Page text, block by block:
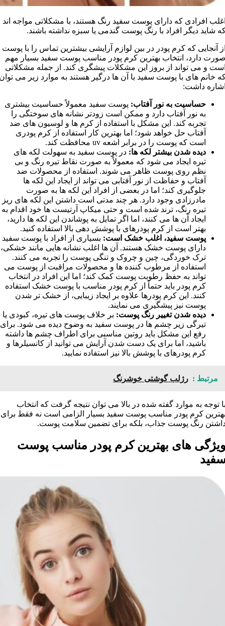
افرادی که دارای پوست سفيد رنگ هستند، با مشکلاتی مواجه اند
شايد ديگر افراد با رنگ پوست گندمی يا سبزه نداشته باشند.
آنجايی که کرم پودر در بين لوازم آرايشی بيشترين تماس را با پوست
دارد، انتخاب بهترين کرم پودر مناسب پوست سفيد بسيار مهم
و می تواند از بروز اين مشکلات پيشگری کند. از جمله مشکلاتی
خانم های با پوست سفيد با آن ها درگير هستند به موارد زير می
داشت:
حساسيت به نور آفتاب: پوست سفيد معمولاً حساسيت بيشتری
به نور آفتاب دارد و ممکن است زودتر نشانه های سوختگی را
تجربه کند. اين مشکل با استفاده از کرم ها و لوسيون های ضد
آفتاب حل خواهد شود؛ اما بهترين کار استفاده از کرم پودری
است که پوست را در برابر اشعه uv محافظت کند.
ديده شدن بيشتر لکه ها: در پوست سفيد به سهولت لکه های
تيره ايجاد می شود که معمولاً به صورت نقاط تيره رنگ و بی
نظم روی پوست ظاهر می شوند. استفاده از محصولات ضد
آفتاب و حفاظت از نور آفتابی می تواند از ايجاد اين لکه ها
جلوگيری کند؛ اما در بعضی از افراد اين لکه ها به صورت
مادرزادی وجود دارد. هر چند مدتی است داشتن اين لکه های ريز
تيره رنگ، ترند شده است و حتی ميکاپ آرتيست ها خود اقدام به
ايجاد آن ها می کنند، اما اگر تمايل به پوشاندن اين لکه ها داريد،
بهتر است از کرم پودرهای با پوشش دهی بالا استفاده کنيد.
پوست سفيد، اغلب خشک است: بسياری از افراد با پوست سفيد
دارای پوست خشک هستند. آن ها اغلب نشانه هايی مانند خشکی،
ترک خوردگی، چين و چروک و تنگی پوست را تجربه می کنند.
استفاده از مرطوب کننده ها و محصولات مراقبت از پوست می
تواند به حفظ رطوبت پوست کمک کند؛ اما اين افراد در انتخاب
کرم پودر بايد حتماً از کرم پودر مناسب با پوست خشک استفاده
کنند. اين کرم پودرها علاوه بر ايجاد زيبايی، از خشک تر شدن
پوست نيز پيشگيری می نمايند.
ديده شدن تغيير رنگ پوست: بر خلاف پوست های تيره، کبودی يا
تيرگی زير چشم ها در پوست سفيد به وضوح ديده می شود. برای
رفع اين مشکل بايد روتين مناسبی برای اطراف چشم ها داشته
باشيد، اما برای يک دست شدن آرايش می توانيد از کانسيلرها و
کرم پودرهای با پوشش بالا نيز استفاده نماييد.
مرتبط : رژلب گوشتی خوشرنگ
توجه به موارد گفته شده در بالا می توان نتيجه گرفت که انتخاب
کرم پودر مناسب پوست سفيد بسيار الزامی است نه فقط برای
رنگ پوست جذاب، بلکه برای تضمين سلامت پوست.
های بهترين کرم پودر مناسب پوست